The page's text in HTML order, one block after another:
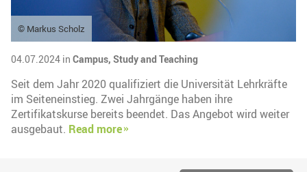
© Markus Scholz
04.07.2024 in Campus, Study and Teaching
Seit dem Jahr 2020 qualifiziert die Universität Lehrkräfte
im Seiteneinstieg. Zwei Jahrgänge haben ihre
Zertifikatskurse bereits beendet. Das Angebot wird weiter
ausgebaut. Read more